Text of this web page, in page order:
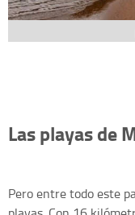
Las playas de
Pero entre todo este